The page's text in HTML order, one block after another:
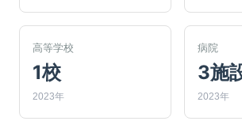
高等学校
1校
2023年
病院
3施
2023年